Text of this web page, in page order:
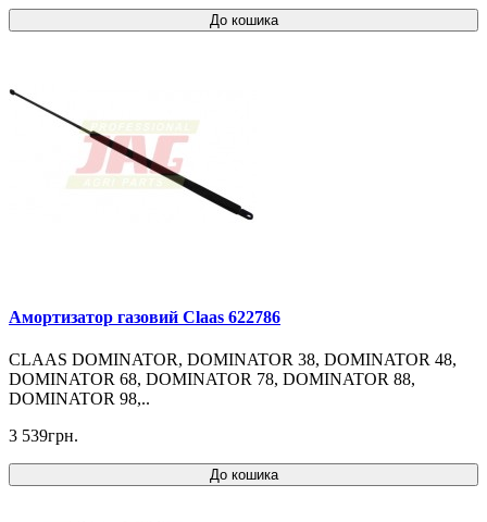
До кошика
Амортизатор газовий Claas 622786
CLAAS DOMINATOR, DOMINATOR 38, DOMINATOR 48,
DOMINATOR 68, DOMINATOR 78, DOMINATOR 88,
DOMINATOR 98,..
3 539грн.
До кошика